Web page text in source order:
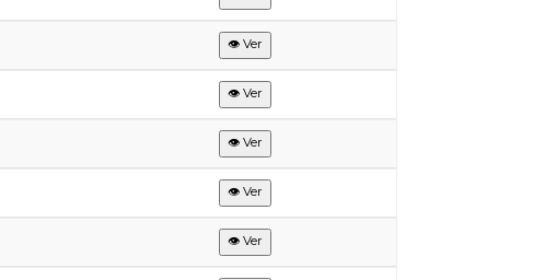
👁 Ver
👁 Ver
👁 Ver
👁 Ver
👁 Ver